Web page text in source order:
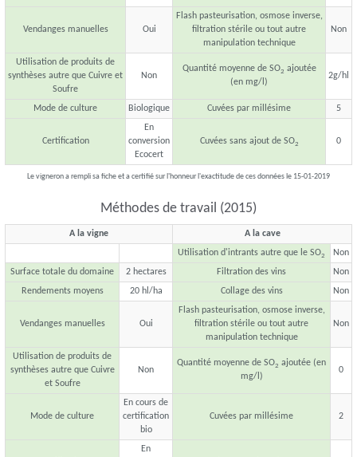
Vendanges manuelles Oui
Flash pasteurisation, osmose inverse,
filtration stérile ou tout autre
manipulation technique
Non
Utilisation de produits de
synthèses autre que Cuivre et
Soufre
Non
Quantité moyenne de SO2 ajoutée
(en mg/l)
2g/hl
Mode de culture Biologique Cuvées par millésime 5
Certification
En
conversion
Ecocert
Cuvées sans ajout de SO2 0
Le vigneron a rempli sa fiche et a certifié sur l'honneur l'exactitude de ces données le 15-01-2019
Méthodes de travail (2015)
A la vigne
A la cave
Utilisation d'intrants autre que le SO2
Non
Surface totale du domaine
2 hectares Filtration des vins
Non
Rendements moyens
20 hl/ha Collage des vins Non
Vendanges manuelles Oui
Flash pasteurisation, osmose inverse,
filtration stérile ou tout autre
manipulation technique
Non
Utilisation de produits de
synthèses autre que Cuivre
et Soufre
Non
Quantité moyenne de SO2 ajoutée (en
mg/l)
0
Mode de culture
En cours de
certification
bio
Cuvées par millésime 2
En